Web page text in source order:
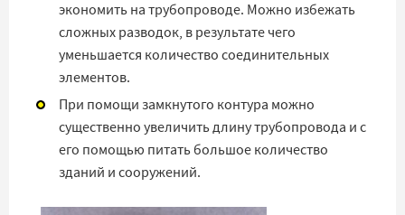
экономить на трубопроводе. Можно избежать
сложных разводок, в результате чего
уменьшается количество соединительных
элементов.
При помощи замкнутого контура можно
существенно увеличить длину трубопровода и с
его помощью питать большое количество
зданий и сооружений.